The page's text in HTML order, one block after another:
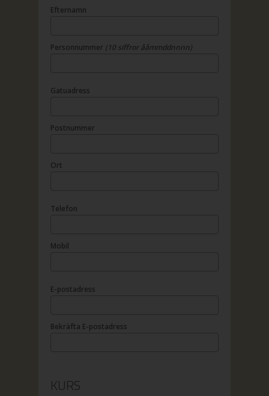
Efternamn
Personnummer (10 siffror ååmmddnnnn)
Gatuadress
Postnummer
Ort
Telefon
Mobil
E-postadress
Bekräfta E-postadress
KURS